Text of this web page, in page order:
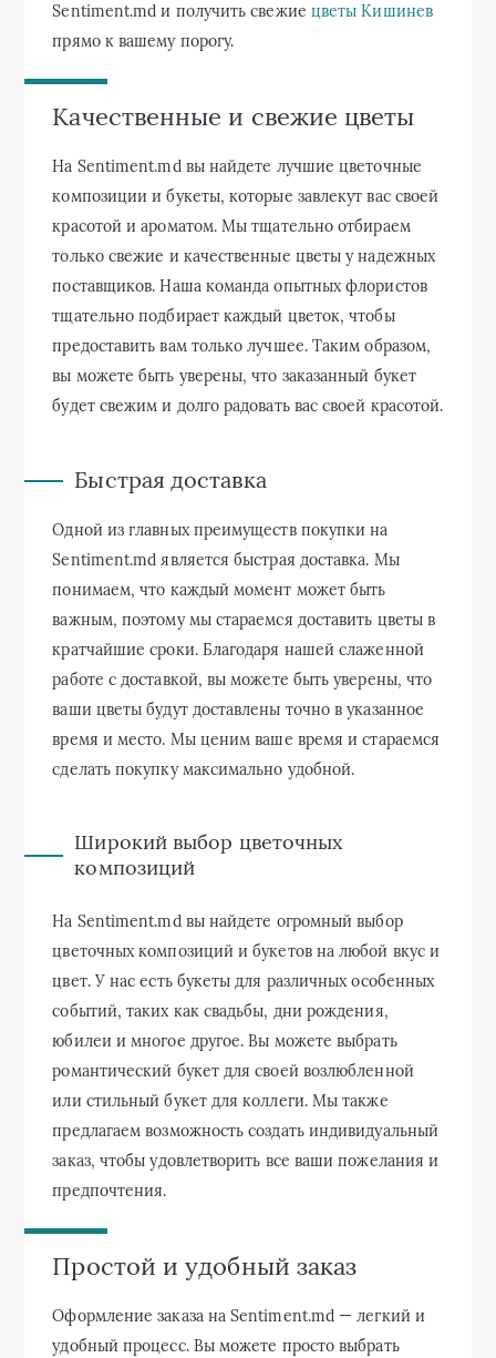
Sentiment.md и получить свежие цветы Кишинев
прямо к вашему порогу.
Качественные и свежие цветы
На Sentiment.md вы найдете лучшие цветочные
композиции и букеты, которые завлекут вас своей
красотой и ароматом. Мы тщательно отбираем
только свежие и качественные цветы у надежных
поставщиков. Наша команда опытных флористов
тщательно подбирает каждый цветок, чтобы
предоставить вам только лучшее. Таким образом,
вы можете быть уверены, что заказанный букет
будет свежим и долго радовать вас своей красотой.
Быстрая доставка
Одной из главных преимуществ покупки на
Sentiment.md является быстрая доставка. Мы
понимаем, что каждый момент может быть
важным, поэтому мы стараемся доставить цветы в
кратчайшие сроки. Благодаря нашей слаженной
работе с доставкой, вы можете быть уверены, что
ваши цветы будут доставлены точно в указанное
время и место. Мы ценим ваше время и стараемся
сделать покупку максимально удобной.
Широкий выбор цветочных
композиций
На Sentiment.md вы найдете огромный выбор
цветочных композиций и букетов на любой вкус и
цвет. У нас есть букеты для различных особенных
событий, таких как свадьбы, дни рождения,
юбилеи и многое другое. Вы можете выбрать
романтический букет для своей возлюбленной
или стильный букет для коллеги. Мы также
предлагаем возможность создать индивидуальный
заказ, чтобы удовлетворить все ваши пожелания и
предпочтения.
Простой и удобный заказ
Оформление заказа на Sentiment.md — легкий и
удобный процесс. Вы можете просто выбрать